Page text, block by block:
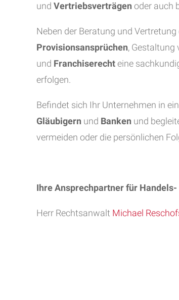
und Vertriebsverträgen oder auch
Neben der Beratung und Vertretung
Provisionsansprüchen, Gestaltung
und Franchiserechteine
erfolgen.
Befindet sich Ihr Unternehmen in
Gläubigern und Banken und
vermeiden oder die persönlichen
Ihre Ansprechpartner für
Herr Rechtsanwalt Michael